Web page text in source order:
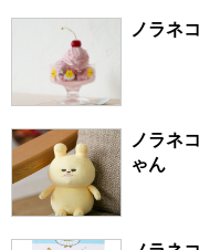
ノラネ
ゃん